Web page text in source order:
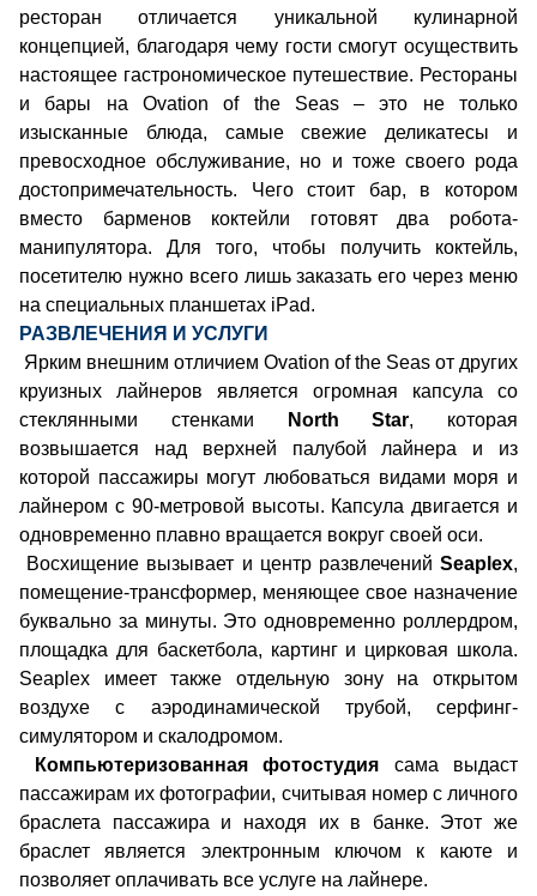
ресторан отличается уникальной кулинарной
концепцией, благодаря чему гости смогут осуществить
настоящее гастрономическое путешествие. Рестораны
и бары на Ovation of the Seas – это не только
изысканные блюда, самые свежие деликатесы и
превосходное обслуживание, но и тоже своего рода
достопримечательность. Чего стоит бар, в котором
вместо барменов коктейли готовят два робота-
манипулятора. Для того, чтобы получить коктейль,
посетителю нужно всего лишь заказать его через меню
на специальных планшетах iPad.
РАЗВЛЕЧЕНИЯ И УСЛУГИ
Ярким внешним отличием Ovation of the Seas от других
круизных лайнеров является огромная капсула со
стеклянными стенками
North Star, которая
возвышается над верхней палубой лайнера и из
которой пассажиры могут любоваться видами моря и
лайнером с 90-метровой высоты. Капсула двигается и
одновременно плавно вращается вокруг своей оси.
Восхищение вызывает и центр развлеченийSeaplex,
помещение-трансформер, меняющее свое назначение
буквально за минуты. Это одновременно роллердром,
площадка для баскетбола, картинг и цирковая школа.
Seaplex имеет также отдельную зону на открытом
воздухе с аэродинамической трубой, серфинг-
симулятором и скалодромом.
Компьютеризованная фотостудия сама выдаст
пассажирам их фотографии, считывая номер с личного
браслета пассажира и находя их в банке. Этот же
браслет является электронным ключом к каюте и
позволяет оплачивать все услуге на лайнере.